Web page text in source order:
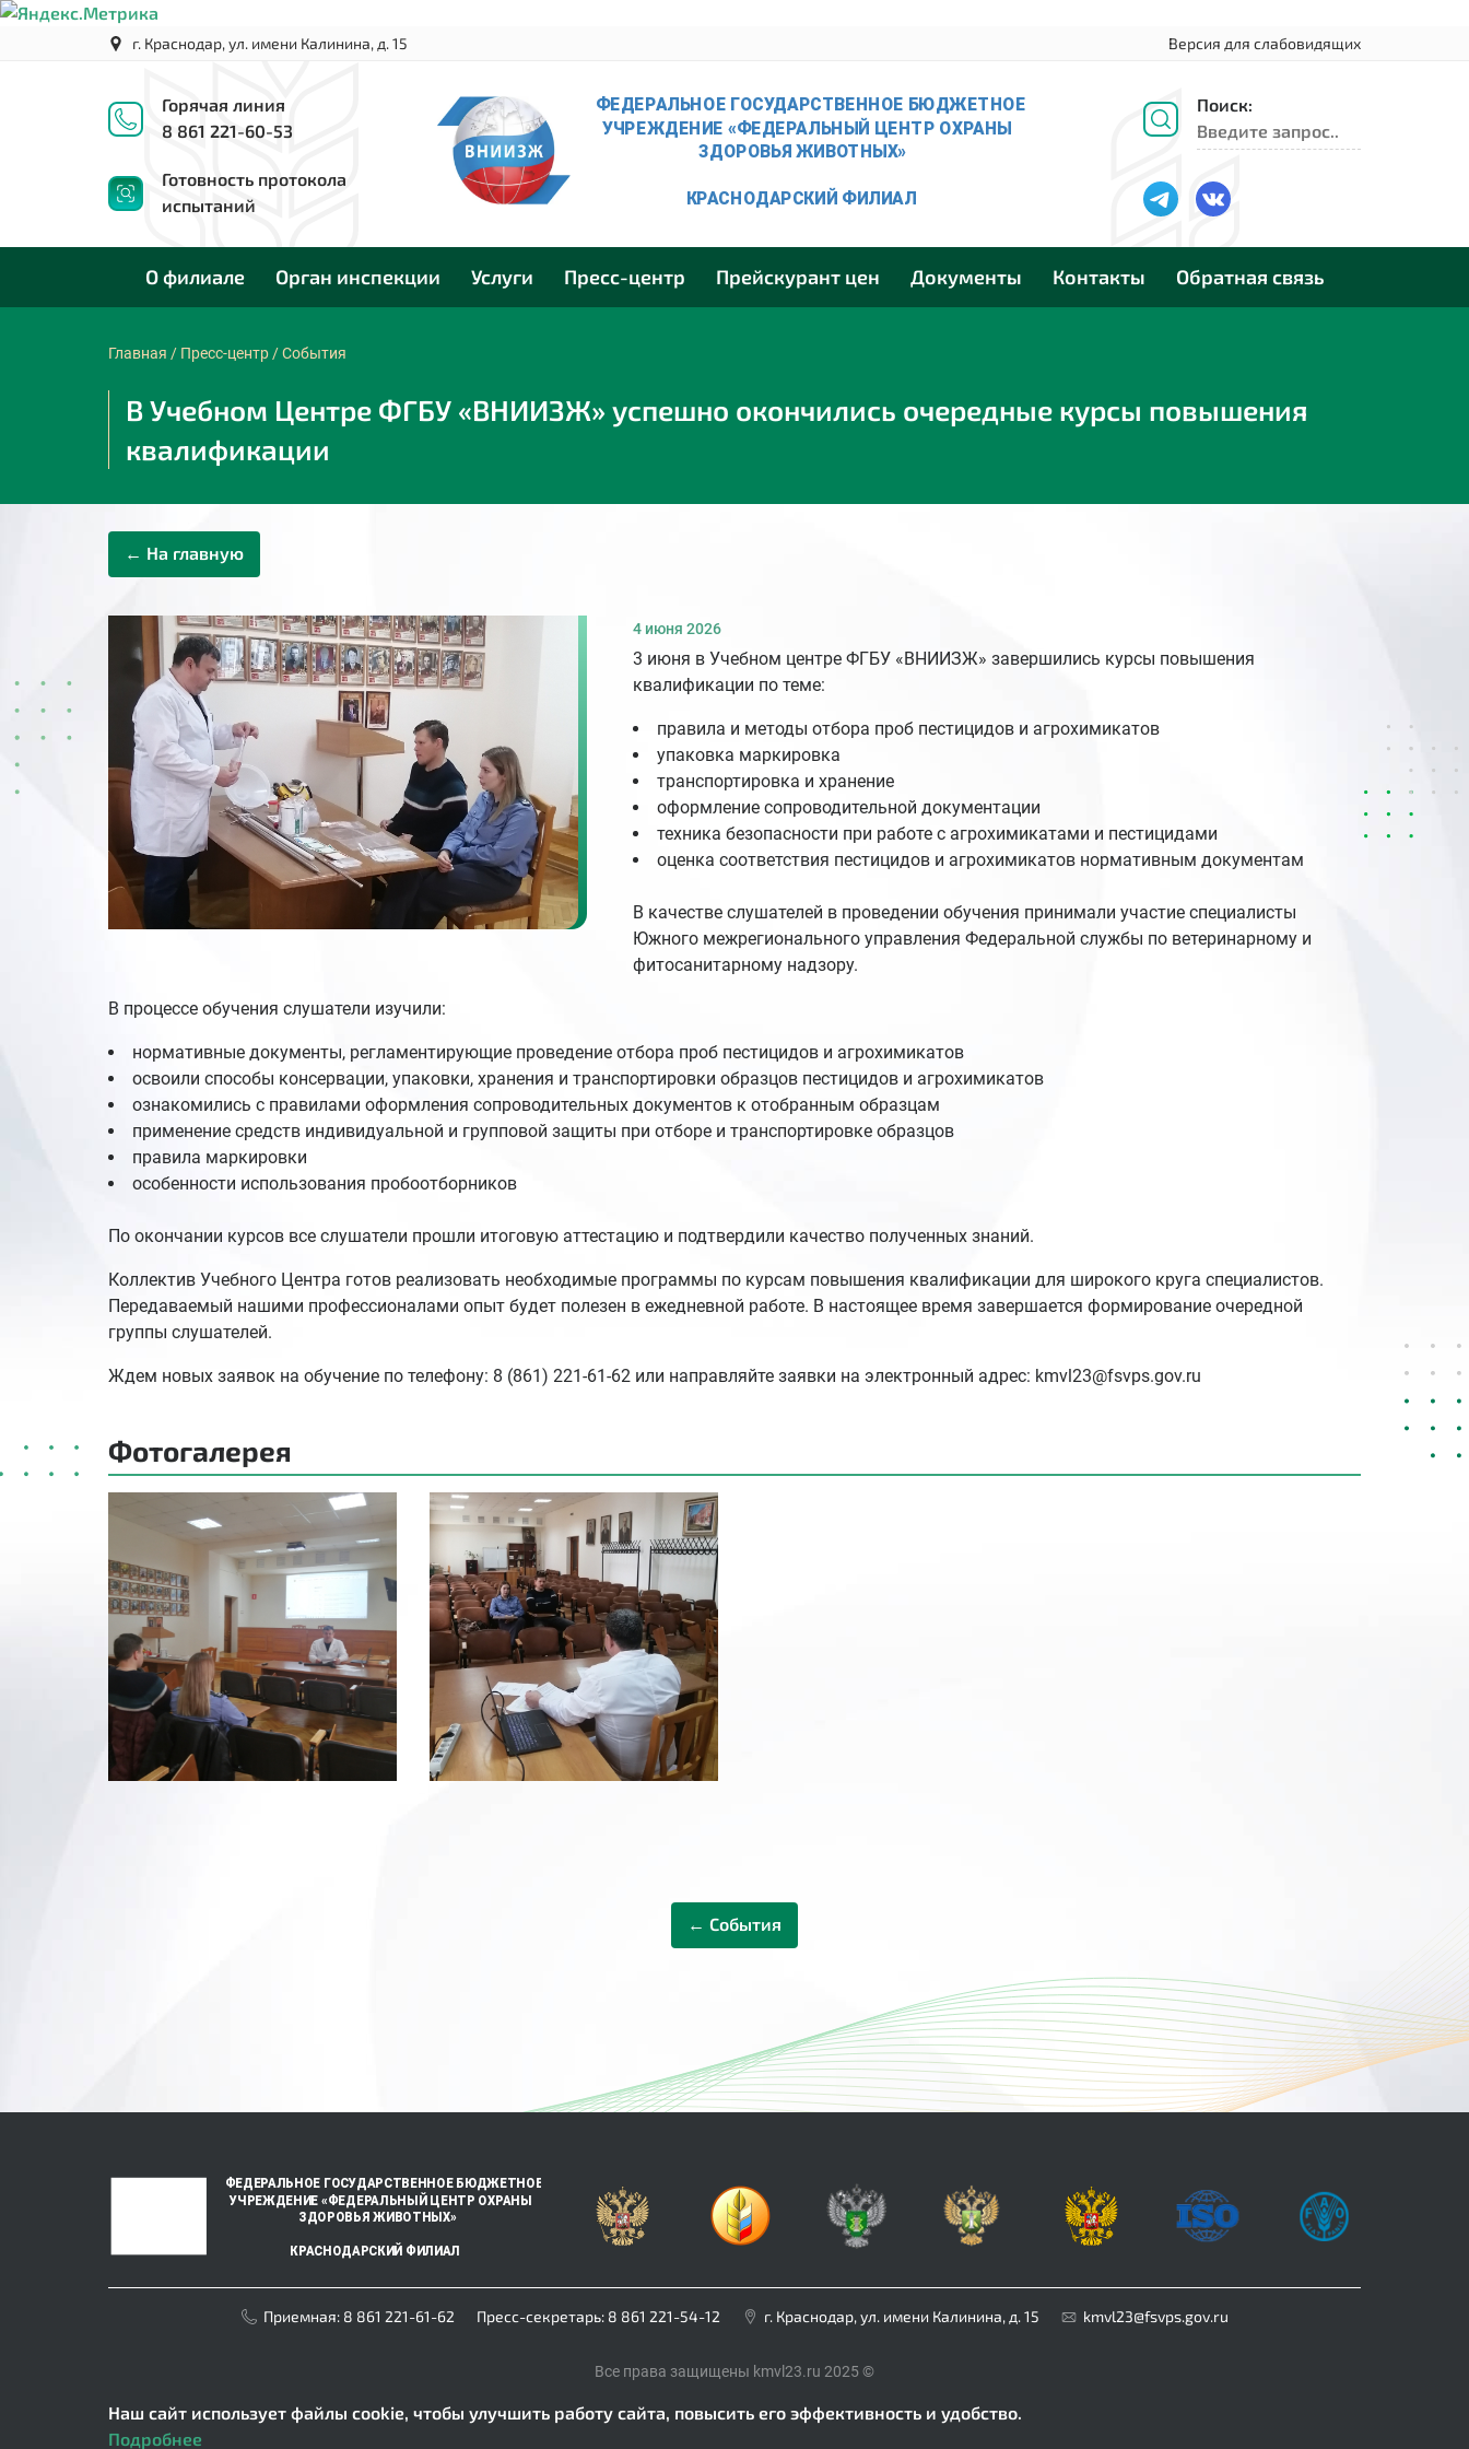
Версия для слабовидящих
г. Краснодар, ул. имени Калинина, д. 15
Горячая линия
8 861 221-60-53
Готовность протокола
испытаний
Поиск:
О филиале Орган инспекции Услуги Пресс-центр Прейскурант цен Документы Контакты Обратная связь
Главная / Пресс-центр /События
В Учебном Центре ФГБУ «ВНИИЗЖ» успешно окончились очередные курсы повышения
квалификации
← На главную
4 июня 2026
3 июня в Учебном центре ФГБУ «ВНИИЗЖ» завершились курсы повышения
квалификации по теме:
правила и методы отбора проб пестицидов и агрохимикатов
упаковка маркировка
транспортировка и хранение
оформление сопроводительной документации
техника безопасности при работе с агрохимикатами и пестицидами
оценка соответствия пестицидов и агрохимикатов нормативным документам
В качестве слушателей в проведении обучения принимали участие специалисты
Южного межрегионального управления Федеральной службы по ветеринарному и
фитосанитарному надзору.
В процессе обучения слушатели изучили:
нормативные документы, регламентирующие проведение отбора проб пестицидов и агрохимикатов
освоили способы консервации, упаковки, хранения и транспортировки образцов пестицидов и агрохимикатов
ознакомились с правилами оформления сопроводительных документов к отобранным образцам
применение средств индивидуальной и групповой защиты при отборе и транспортировке образцов
правила маркировки
особенности использования пробоотборников
По окончании курсов все слушатели прошли итоговую аттестацию и подтвердили качество полученных знаний.
Коллектив Учебного Центра готов реализовать необходимые программы по курсам повышения квалификации для широкого круга специалистов.
Передаваемый нашими профессионалами опыт будет полезен в ежедневной работе. В настоящее время завершается формирование очередной
группы слушателей.
Ждем новых заявок на обучение по телефону: 8 (861) 221-61-62 или направляйте заявки на электронный адрес: kmvl23@fsvps.gov.ru
Фотогалерея
← События
Приемная: 8 861 221-61-62 Пресс-секретарь: 8 861 221-54-12 г. Краснодар, ул. имени Калинина, д. 15 kmvl23@fsvps.gov.ru
Все права защищены kmvl23.ru 2025 ©
Наш сайт использует файлы cookie, чтобы улучшить работу сайта, повысить его эффективность и удобство.
Подробнее